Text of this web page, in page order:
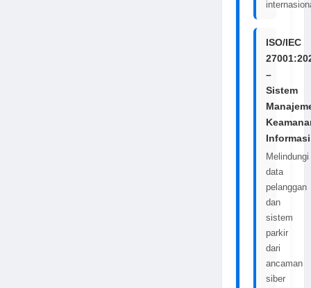
ISO/IEC
–
Sistem
Informasi
Melindungi
data
pelanggan
dan
sistem
parkir
dari
ancaman
siber